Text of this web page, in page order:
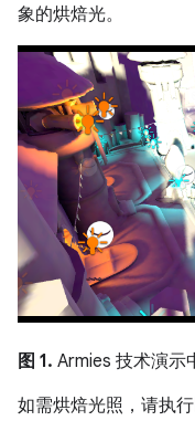
象的烘焙光。
图 1. Armies 技术演示
如需烘焙光照，请执行